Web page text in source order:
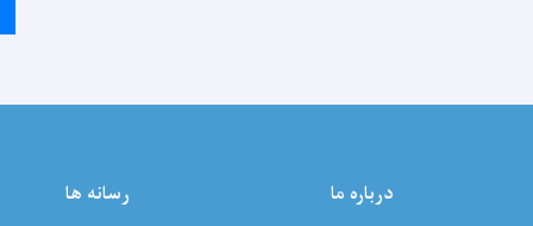
درباره ما رسانه ها